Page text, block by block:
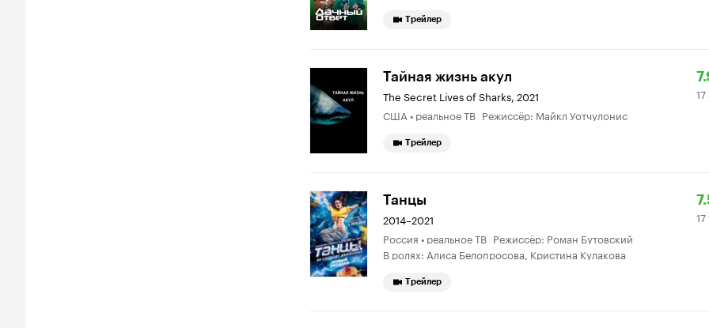
Трейлер
Тайная жизнь акул
The Secret Lives of Sharks, 2021
США • реальное ТВ Режиссёр: Майкл Уотчулонис
17
Трейлер
Танцы
2014–2021
Россия • реальное ТВ Режиссёр: Роман Бутовский
В ролях: Алиса Белопросова, Кристина Кулакова
17
17
Трейлер